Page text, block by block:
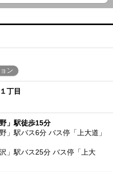
ン
丁目
」駅徒歩15分
」駅バス6分 バス停「上大道」
」駅バス25分 バス停「上大